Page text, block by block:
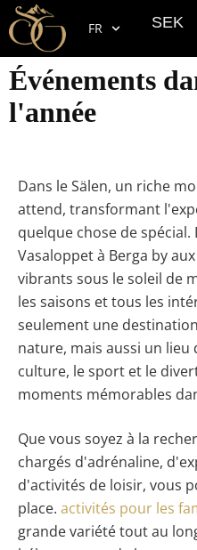
FR SEK
Événements
l'année
Dans le Sälen, un riche
attend, transformant
quelque chose de
Vasaloppet à Berga by
vibrants sous le soleil de
les saisons et tous les
seulement une
nature, mais aussi un
culture, le sport et le
moments mémorables
Que vous soyez à la
chargés d'adrénaline,
d'activités de loisir, vous
place. activités pour les
grande variété tout au